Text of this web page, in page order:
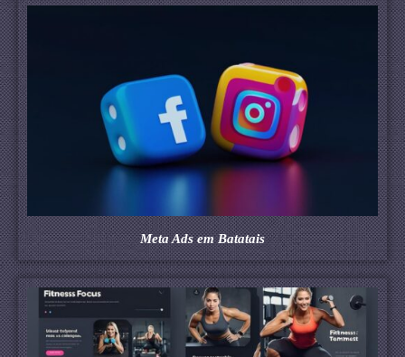
Meta Ads em Batatais